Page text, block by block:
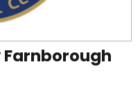
Farnborough